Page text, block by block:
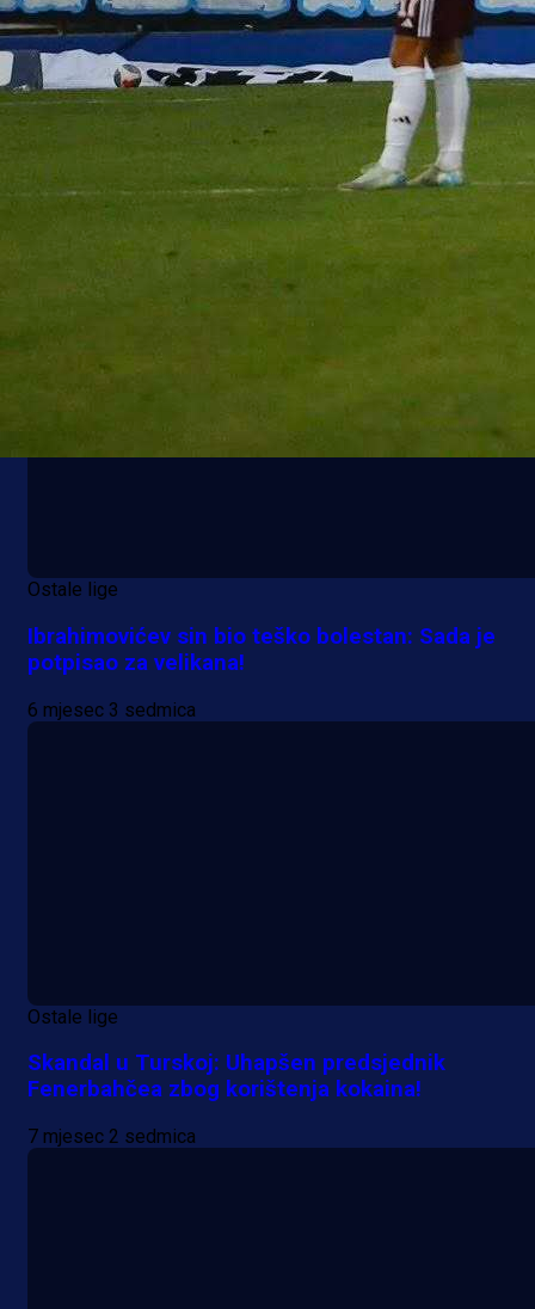
Gađao džamiju u BiH, osuđen na sudu: Sada će
igrati sa Džekom u Schalkeu!
6 mjesec 2 sedmica
Ostale lige
Ibrahimovićev sin bio teško bolestan: Sada je
potpisao za velikana!
6 mjesec 3 sedmica
Ostale lige
Skandal u Turskoj: Uhapšen predsjednik
Fenerbahčea zbog korištenja kokaina!
7 mjesec 2 sedmica